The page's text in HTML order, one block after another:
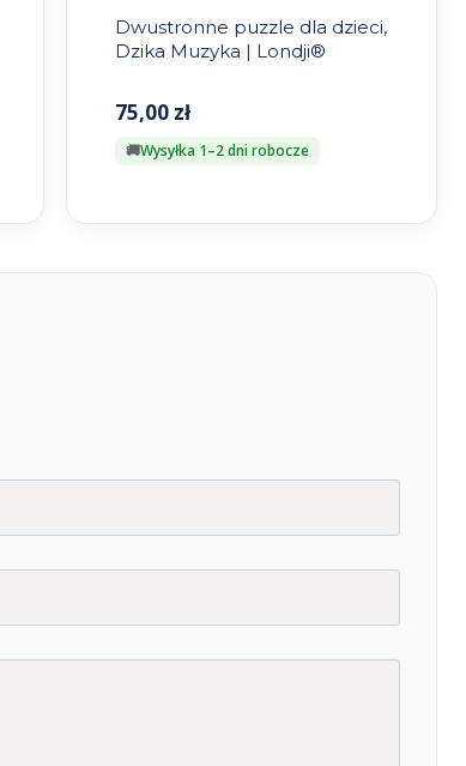
Dwustronne puzzle dla dzieci,
Dzika Muzyka | Londji®
75,00 zł
Wysyłka 1–2 dni robocze